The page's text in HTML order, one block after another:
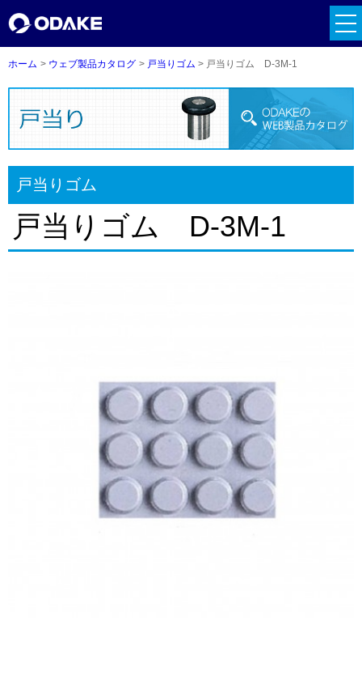
ホーム ウェブ製品カタログ 戸当りゴム 戸当りゴム D-3M-1
戸当りゴム
戸当りゴム D-3M-1
フロアヒンジ用